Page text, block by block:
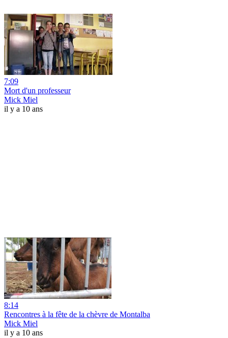
7:09
Mort d'un professeur
Mick Miel
il y a 10 ans
8:14
Rencontres à la fête de la chèvre de Montalba
Mick Miel
il y a 10 ans